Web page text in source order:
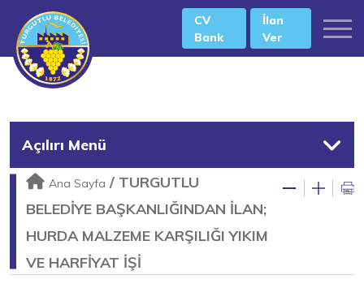
CV
Bank
İlan
Ver
Açılırı Menü
Ana Sayfa / TURGUTLU
BELEDİYE BAŞKANLIĞINDAN İLAN;
HURDA MALZEME KARŞILIĞI YIKIM
VE HARFİYAT İŞİ